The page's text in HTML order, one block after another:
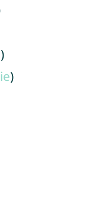
)
)